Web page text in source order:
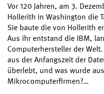
Vor 120 Jahren, am 3.
Hollerith in Washington die
Sie baute die von Hollerith
Aus ihr entstand die IBM,
Computerhersteller der
aus der Anfangszeit der
überlebt, und was wurde
Mikrocomputerfirmen?…